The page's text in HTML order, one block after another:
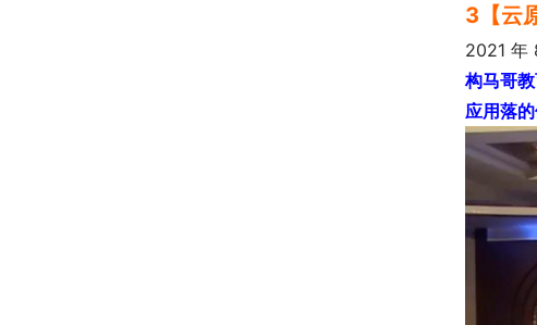
3 【
2021 年
构马哥
应用落